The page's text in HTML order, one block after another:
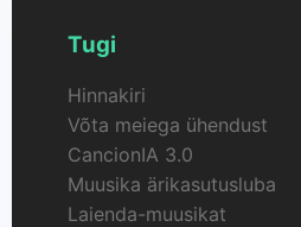
Tugi
Hinnakiri
Võta meiega ühendust
CancionIA 3.0
Muusika ärikasutusluba
Laienda-muusikat